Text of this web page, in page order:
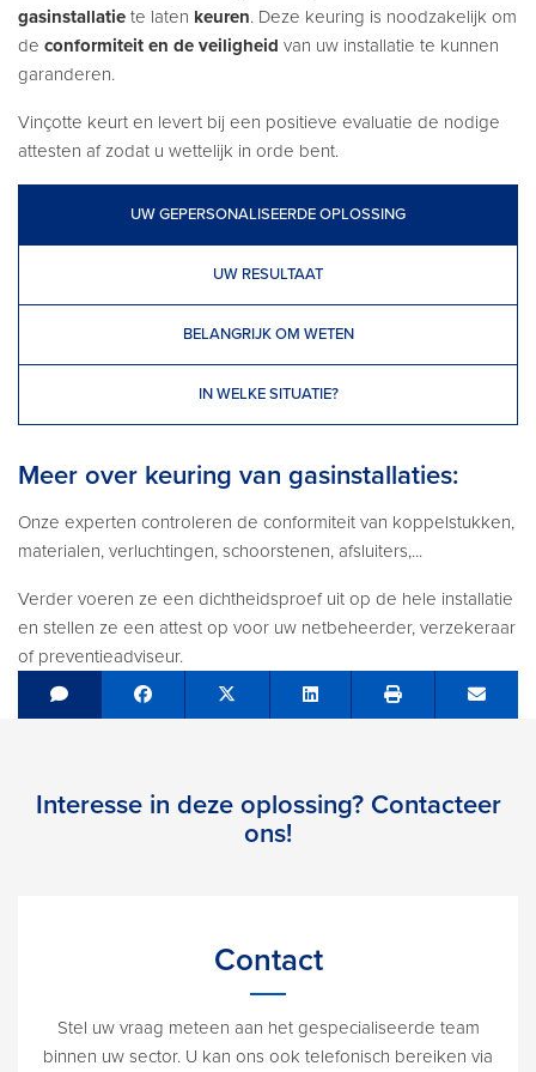
gasinstallatie te laten keuren. Deze keuring is noodzakelijk om
de conformiteit en de veiligheid van uw installatie te kunnen
garanderen.
Vinçotte keurt en levert bij een positieve evaluatie de nodige
attesten af zodat u wettelijk in orde bent.
UW GEPERSONALISEERDE OPLOSSING
UW RESULTAAT
BELANGRIJK OM WETEN
IN WELKE SITUATIE?
Meer over keuring van gasinstallaties:
Onze experten controleren de conformiteit van koppelstukken,
materialen, verluchtingen, schoorstenen, afsluiters,...
Verder voeren ze een dichtheidsproef uit op de hele installatie
en stellen ze een attest op voor uw netbeheerder, verzekeraar
of preventieadviseur.
Share on Facebook
Tweet Share on LinkedIn Send
Interesse in deze oplossing? Contacteer
ons!
Contact
Stel uw vraag meteen aan het gespecialiseerde team
binnen uw sector. U kan ons ook telefonisch bereiken via